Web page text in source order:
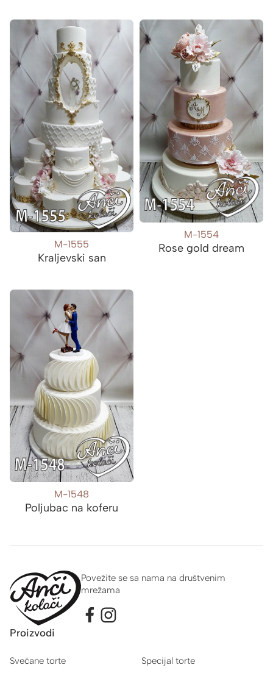
M-1555
Kraljevski san
M-1554
Rose gold dream
M-1548
Poljubac na koferu
Povežite se sa nama na društvenim
mrežama
Proizvodi
Svečane torte
Specijal torte